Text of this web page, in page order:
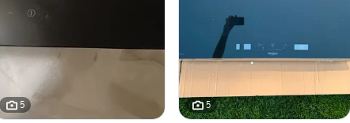
5 5